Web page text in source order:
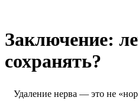
Заключение:
сохранять?
Удаление нерва — это не